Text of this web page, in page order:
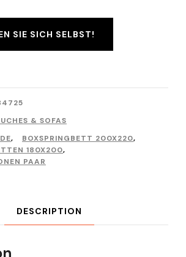
SIE SICH SELBST!
& SOFAS
, BOXSPRINGBETT 200X220,
180X200,
PAAR
DESCRIPTION